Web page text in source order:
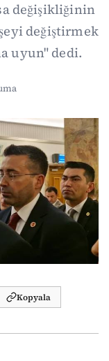
değişikliğinin
değiştirmek
uyun" dedi.
Kopyala